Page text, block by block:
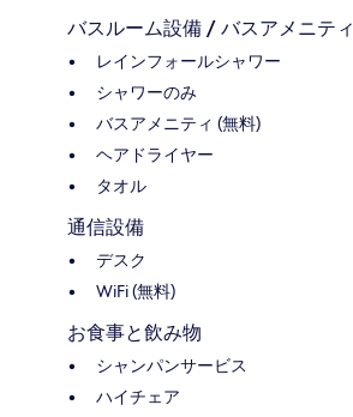
バスルーム設備 / バスアメニティ
レインフォールシャワー
シャワーのみ
バスアメニティ (無料)
ヘアドライヤー
タオル
通信設備
デスク
WiFi (無料)
お食事と飲み物
シャンパンサービス
ハイチェア